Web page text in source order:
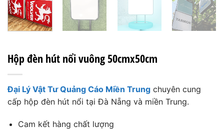
Hộp đèn hút nổi vuông 50cmx50cm
Đại Lý Vật Tư Quảng Cáo Miền Trung chuyên cung
cấp hộp đèn hút nổi tại Đà Nẵng và miền Trung.
Cam kết hàng chất lượng